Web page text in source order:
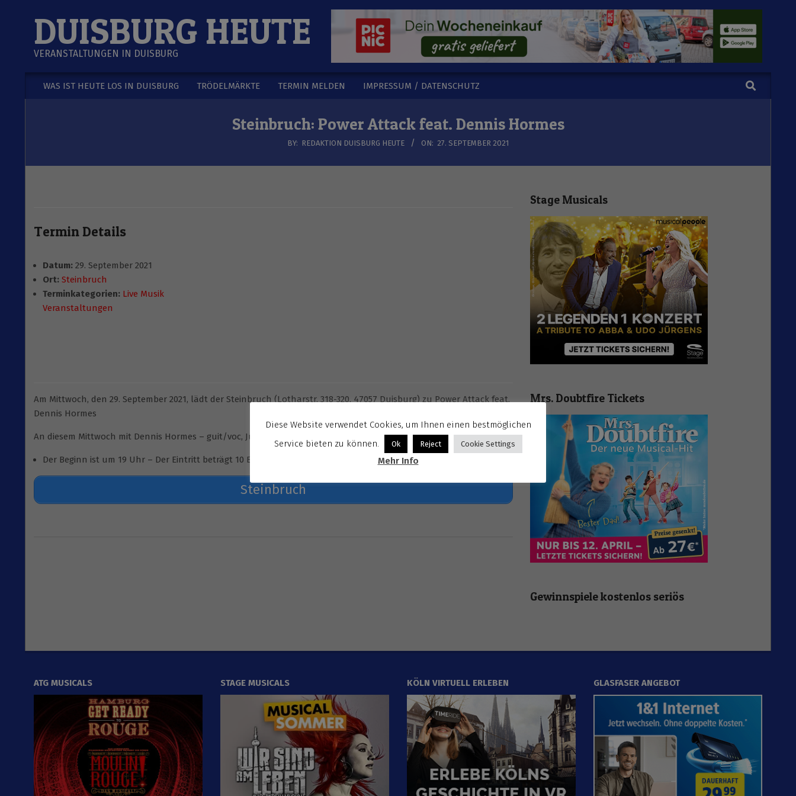
DUISBURG HEUTE
VERANSTALTUNGEN IN DUISBURG
Secondary
WAS IST HEUTE LOS IN DUISBURG TRÖDELMÄRKTE TERMIN MELDEN IMPRESSUM / DATENSCHUTZ Search
Steinbruch: Power Attack feat. Dennis Hormes
BY: REDAKTION DUISBURG HEUTE ON: 27. SEPTEMBER 2021
Termin Details
Datum: 29. September 2021
Ort: Steinbruch
Terminkategorien: Live Musik
Veranstaltungen
Am Mittwoch, den 29. September 2021, lädt der Steinbruch (Lotharstr. 318-320, 47057 Duisburg) zu Power Attack feat.
Dennis Hormes
An diesem Mittwoch mit Dennis Hormes – guit/voc, Jürgen Dahmen – keys und Andy Pilger – drums.
Der Beginn ist um 19 Uhr – Der Eintritt beträgt 10 Euro – Es gilt die 2G-Regel
Steinbruch
Stage Musicals
Mrs. Doubtfire Tickets
Gewinnspiele kostenlos seriös
ATG MUSICALS STAGE MUSICALS KÖLN VIRTUELL ERLEBEN GLASFASER ANGEBOT
Diese Website verwendet Cookies, um Ihnen einen bestmöglichen
Service bieten zu können.
Ok Reject Cookie Settings
Mehr Info